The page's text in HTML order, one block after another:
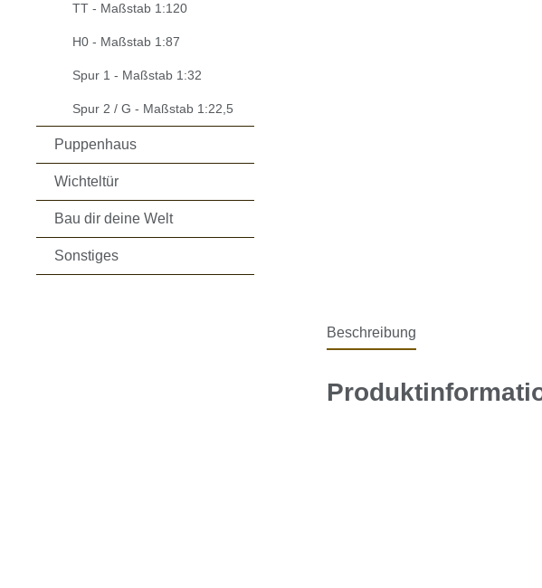
TT - Maßstab 1:120
H0 - Maßstab 1:87
Spur 1 - Maßstab 1:32
Spur 2 / G - Maßstab 1:22,5
Puppenhaus
Wichteltür
Bau dir deine Welt
Sonstiges
Beschreibung